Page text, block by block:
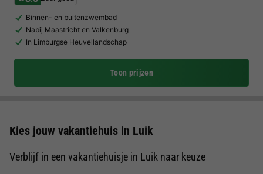
Binnen- en buitenzwembad
Nabij Maastricht en Valkenburg
In Limburgse Heuvellandschap
Toon prijzen
Kies jouw vakantiehuis in Luik
Verblijf in een vakantiehuisje in Luik naar keuze